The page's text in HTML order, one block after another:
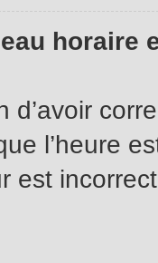
horaire
d’avoir
l’heure
est